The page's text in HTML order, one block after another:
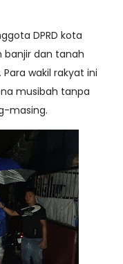
DPRD kota
banjir dan tanah
wakil rakyat ini
musibah tanpa
masing.